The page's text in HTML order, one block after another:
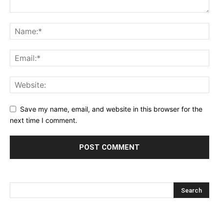
Save my name, email, and website in this browser for the
next time I comment.